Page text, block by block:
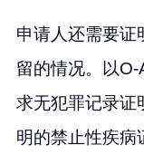
申请人还需要证
留的情况。以
求无犯罪记录证
明的禁止性疾病